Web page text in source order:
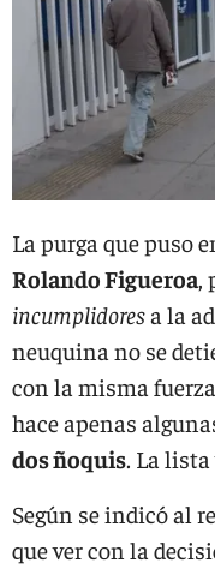
La purga que puso
Rolando Figueroa,
incumplidoresa la
neuquina no se
con la misma
hace apenas
dos ñoquis. La
Según se indicó al
que ver con la